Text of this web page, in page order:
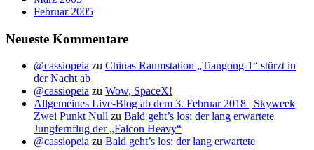
Februar 2005
Neueste Kommentare
@cassiopeia zu Chinas Raumstation „Tiangong-1“ stürzt in
der Nacht ab
@cassiopeia zu Wow, SpaceX!
Allgemeines Live-Blog ab dem 3. Februar 2018 | Skyweek
Zwei Punkt Null zu Bald geht’s los: der lang erwartete
Jungfernflug der „Falcon Heavy“
@cassiopeia zu Bald geht’s los: der lang erwartete